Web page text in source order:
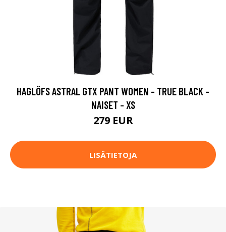
HAGLÖFS ASTRAL GTX PANT WOMEN - TRUE BLACK -
NAISET - XS
279 EUR
LISÄTIETOJA